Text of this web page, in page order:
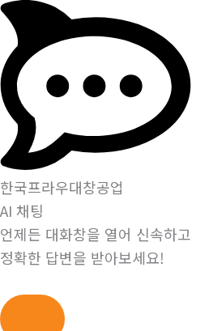
한국프라우대창공업
AI 채팅
언제든 대화창을 열어 신속하고
정확한 답변을 받아보세요!